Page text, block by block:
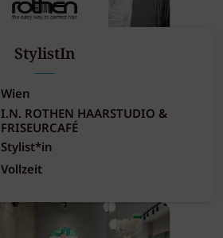
StylistIn
Wien
I.N. ROTHEN HAARSTUDIO &
FRISEURCAFÉ
Stylist*in
Vollzeit